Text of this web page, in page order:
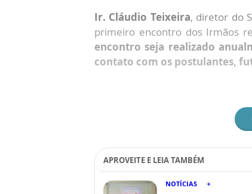
Ir. Cláudio Teixeira, diretor do
primeiro encontro dos Irmãos
encontro seja realizado
contato com os postulantes,
APROVEITE E LEIA TAMBÉM
NOTÍCIAS